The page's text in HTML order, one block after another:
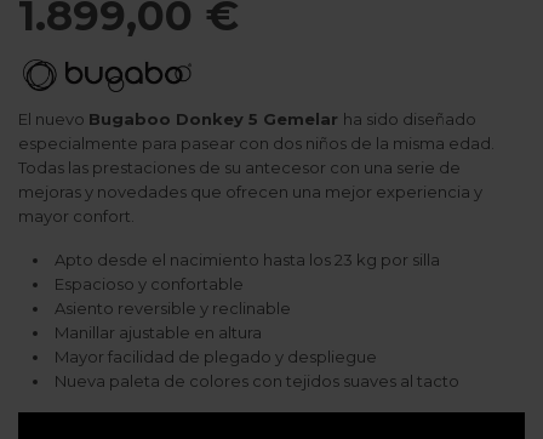
1.899,00 €
El nuevo Bugaboo Donkey 5 Gemelar ha sido diseñado
especialmente para pasear con dos niños de la misma edad.
Todas las prestaciones de su antecesor con una serie de
mejoras y novedades que ofrecen una mejor experiencia y
mayor confort.
Apto desde el nacimiento hasta los 23 kg por silla
Espacioso y confortable
Asiento reversible y reclinable
Manillar ajustable en altura
Mayor facilidad de plegado y despliegue
Nueva paleta de colores con tejidos suaves al tacto